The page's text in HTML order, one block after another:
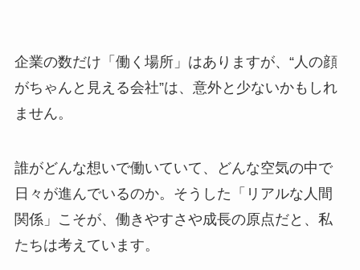
企業の数だけ「働く場所」はありますが、“人の顔
がちゃんと見える会社”は、意外と少ないかもしれ
ません。
誰がどんな想いで働いていて、どんな空気の中で
日々が進んでいるのか。そうした「リアルな人間
関係」こそが、働きやすさや成長の原点だと、私
たちは考えています。